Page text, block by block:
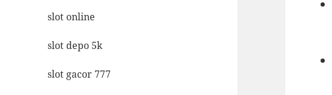
slot online
slot depo 5k
slot gacor 777